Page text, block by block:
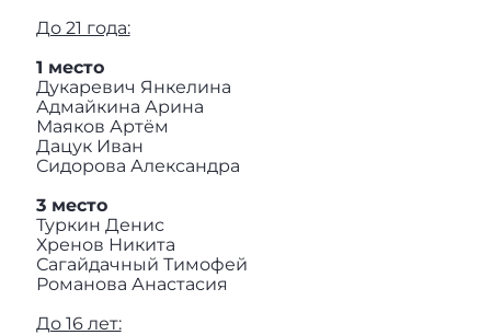
До 21 года:
1 место
Дукаревич Янкелина
Адмайкина Арина
Маяков Артём
Дацук Иван
Сидорова Александра
3 место
Туркин Денис
Хренов Никита
Сагайдачный Тимофей
Романова Анастасия
До 16 лет: